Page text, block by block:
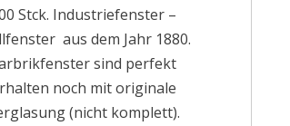
Stck. Industriefenster –
aus dem Jahr 1880.
sind perfekt
noch mit originale
(nicht komplett).